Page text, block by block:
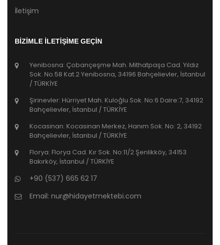
İletişim
BİZİMLE İLETİŞİME GEÇİN
Yenibosna: Çobançeşme Mah. Mithatpaşa Cad. Yıldız
Sok. No.58 Kat.2 Yenibosna, 34196 Bahçelievler, İstanbul
/ TÜRKİYE
Şirinevler: Hürriyet Mah. Kuloğlu Sok. No:6 Daire:7, 34192
Bahçelievler, İstanbul / TÜRKİYE
Kocasinan: Kocasinan Merkez, Hanım Sok. No: 2, 34192
Bahçelievler, İstanbul / TÜRKİYE
Florya: Florya Cad. Kır Sok. No:11/2 Şenlikköy, 34153
Bakırköy, İstanbul / TÜRKİYE
+90 (537) 665 62 17
Email: nur@hidayetmektebi.com